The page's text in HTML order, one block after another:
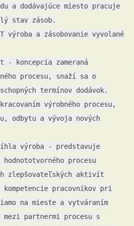
a dodávajúce miesto pracuje
stav zásob.
výroba a zásobovanie vyvolané
- koncepcia zameraná
procesu, snaží sa o
termínov dodávok.
výrobného procesu,
odbytu a vývoja nových
výroba - predstavuje
procesu
zlepšovateľských aktivít
kompetencie pracovníkov pri
na mieste a vytváraním
mezi partnermi procesu s